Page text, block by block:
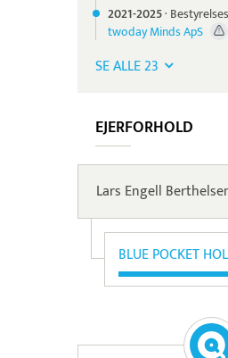
2021-2025·
twoday Minds ApS
SE ALLE 23
EJERFORHOLD
Lars Engell
BLUE POCKET